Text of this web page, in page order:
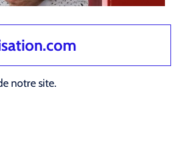
notre site.